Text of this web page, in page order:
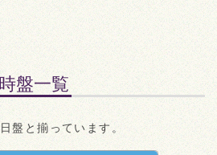
盤一覧
盤と揃っています。